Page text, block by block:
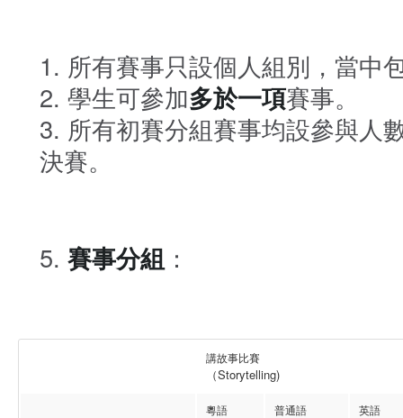
所有賽事只設個人組別，當中
學生可參加多於一項賽事。
所有初賽分組賽事均設參與人
決賽。
賽事分組 ：
講故事比賽
（Storytelling)
粵語 普通語 英語